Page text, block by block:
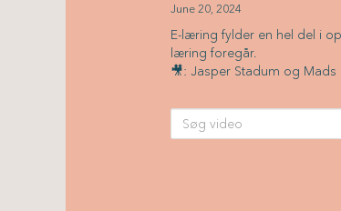
June 20, 2024
E-læring fylder en hel del i
læring foregår.
🎥: Jasper Stadum og Mads